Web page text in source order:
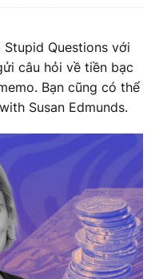
Questions với
câu hỏi về tiền bạc
Bạn cũng có thể
Susan Edmunds.